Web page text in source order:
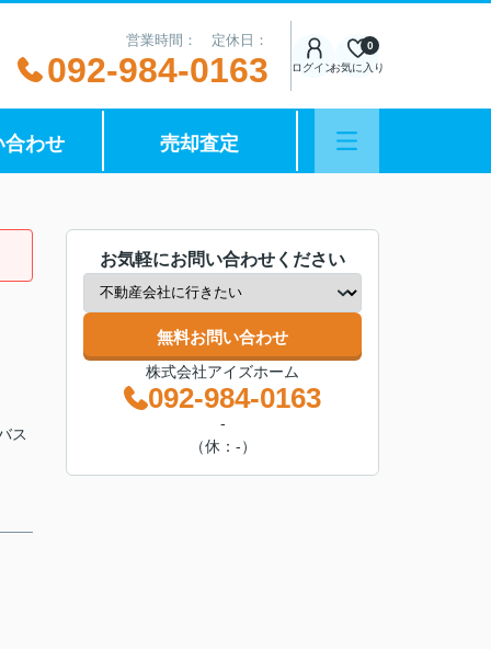
営業時間： 定休日：
092-984-0163 ログインお気に入り
0
合わせ 売却査定
ス
お気軽にお問い合わせください
無料お問い合わせ
株式会社アイズホーム
092-984-0163
-
（休：-）